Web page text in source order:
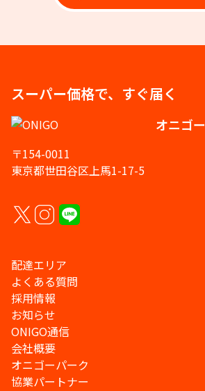
スーパー価格で、すぐ届く
オニゴー
〒154-0011
東京都世田谷区上馬1-17-5
配達エリア
よくある質問
採用情報
お知らせ
ONIGO通信
会社概要
オニゴーパーク
協業パートナー